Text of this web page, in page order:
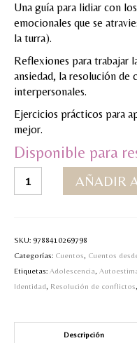
Una guía para lidiar con
emocionales que se
la turra).
Reflexiones para trabajar
ansiedad, la resolución de
interpersonales.
Ejercicios prácticos para
mejor.
Disponible para
mucho.
para
surfear
la
adolescencia
AÑADIR
SKU: 9788410269798
Categorías: Cuentos
Cuentos
Etiquetas: Adolescencia
Identidad
Resolución de conflictos
Descripción